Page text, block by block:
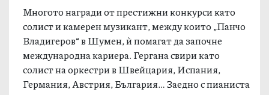
Многото награди от престижни конкурси като
солист и камерен музикант, между които „Панчо
Владигеров“ в Шумен, ѝ помагат да започне
международна кариера. Гергана свири като
солист на оркестри в Швейцария, Испания,
Германия, Австрия, България… Заедно с пианиста